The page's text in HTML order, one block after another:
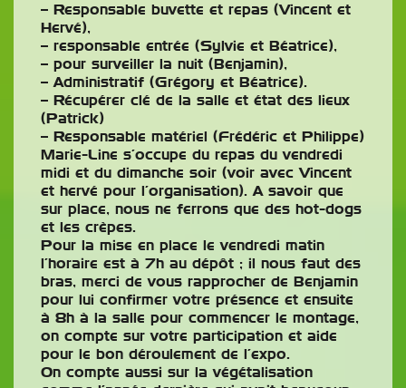
– Responsable buvette et repas (Vincent et
Hervé),
– responsable entrée (Sylvie et Béatrice),
– pour surveiller la nuit (Benjamin),
– Administratif (Grégory et Béatrice).
– Récupérer clé de la salle et état des lieux
(Patrick)
– Responsable matériel (Frédéric et Philippe)
Marie-Line s’occupe du repas du vendredi
midi et du dimanche soir (voir avec Vincent
et hervé pour l’organisation). A savoir que
sur place, nous ne ferrons que des hot-dogs
et les crèpes.
Pour la mise en place le vendredi matin
l’horaire est à 7h au dépôt ; il nous faut des
bras, merci de vous rapprocher de Benjamin
pour lui confirmer votre présence et ensuite
à 8h à la salle pour commencer le montage,
on compte sur votre participation et aide
pour le bon déroulement de l’expo.
On compte aussi sur la végétalisation